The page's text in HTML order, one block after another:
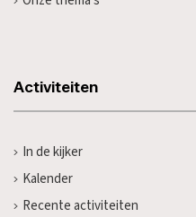
Activiteiten
In de kijker
Kalender
Recente activiteiten